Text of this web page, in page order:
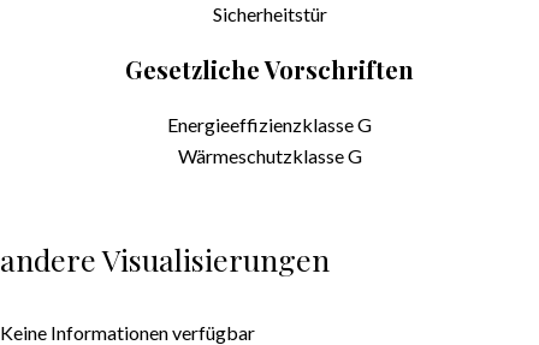
Sicherheitstür
Gesetzliche Vorschriften
EnergieeffizienzklasseG
WärmeschutzklasseG
andere Visualisierungen
Keine Informationen verfügbar